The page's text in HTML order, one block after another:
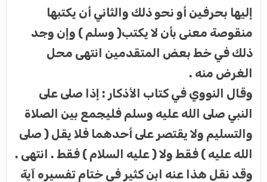
إليها بحرفين أو نحو ذلك والثاني أن يكتبها
منقوصة معنى بأن لا يكتب( وسلم ) وإن وجد
ذلك في خط بعض المتقدمين انتهى محل
الغرض منه .
وقال النووي في كتاب الأذكار : إذا صلى على
النبي صلى الله عليه وسلم فليجمع بين الصلاة
والتسليم ولا يقتصر على أحدهما فلا يقل ( صلى
الله عليه ) فقط ولا ( عليه السلام ) فقط . انتهى .
وقد نقل هذا عنه ابن كثير في ختام تفسيره آية